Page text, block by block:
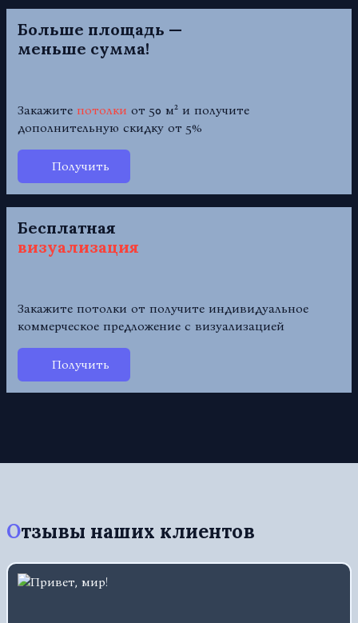
Больше площадь —
меньше сумма!
Закажите потолки от 50 м² и получите
дополнительную скидку от 5%
Получить
Бесплатная
визуализация
Закажите потолки от получите индивидуальное
коммерческое предложение с визуализацией
Получить
Отзывы наших клиентов